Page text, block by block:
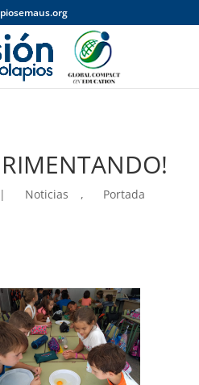
| Noticias , Portada